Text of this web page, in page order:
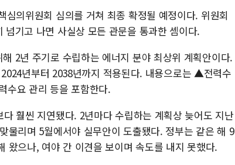
의위원회 심의를 거쳐 최종 확정될 예정이다. 위원회
기고 나면 사실상 모든 관문을 통과한 셈이다.
2년 주기로 수립하는 에너지 분야 최상위 계획안이다.
년부터 2038년까지 적용된다. 내용으로는 ▲전력수
요 관리 등을 포함한다.
훨씬 지연됐다. 2년마다 수립하는 계획상 늦어도 지난
물리며 5월에서야 실무안이 도출됐다. 정부는 같은 해 9
왔으나, 여야 간 이견을 보이며 속도를 내지 못했다.